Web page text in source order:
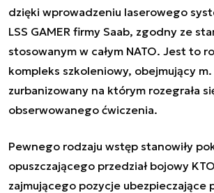
dzięki wprowadzeniu laserowego
LSS GAMER firmy Saab, zgodny ze
stosowanym w całym NATO. Jest to
kompleks szkoleniowy, obejmujący
zurbanizowany na którym rozegrała
obserwowanego ćwiczenia.
Pewnego rodzaju wstęp stanowiły
opuszczającego przedział bojowy
zajmującego pozycje ubezpieczające